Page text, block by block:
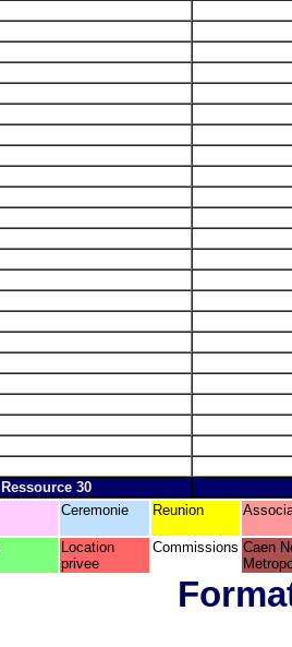
Ressource 30
Ceremonie Reunion
Location
privee
Commissions Caen